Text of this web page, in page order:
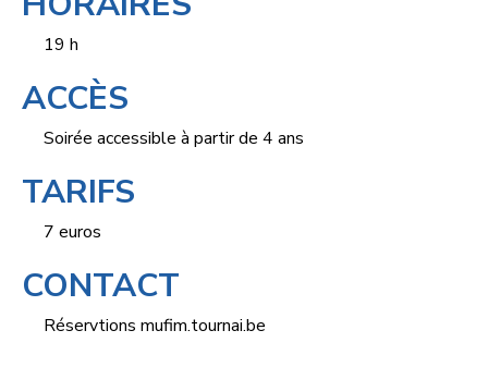
19 h
ACCÈS
Soirée accessible à partir de 4 ans
TARIFS
7 euros
CONTACT
Réservtions mufim.tournai.be